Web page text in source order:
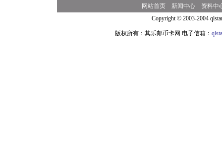
网站首页 新闻中心
资料中
Copyright © 2003-2004
版权所有：其乐邮币卡网 电子信箱：